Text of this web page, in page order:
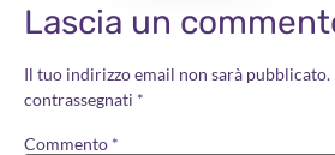
Lascia un
Il tuo indirizzo email non sarà pubblicato.
contrassegnati *
Commento *